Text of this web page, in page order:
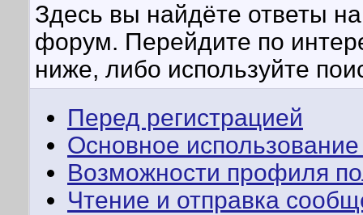
Здесь вы найдёте ответы
форум. Перейдите по
ниже, либо используйте
Перед регистрацией
Основное
Возможности профиля
Чтение и отправка